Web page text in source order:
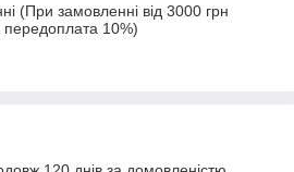
(При замовленні від 3000 грн
передоплата 10%)